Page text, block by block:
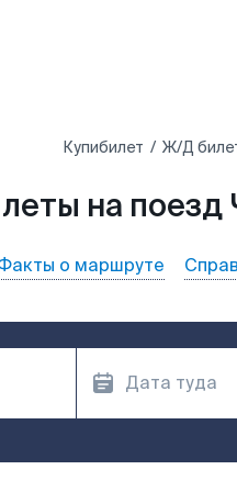
Купибилет Ж/Д
на поезд
о маршруте